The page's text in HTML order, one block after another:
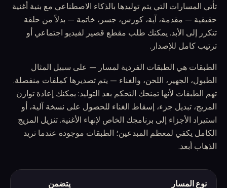
تأتي المسارات التي يتم توليدها بالذكاء الاصطناعي مع بنية أغنية
حقيقية — مقدمة، آية، كورس، جسر، خاتمة — بدلاً من حلقة
تتكرر إلى الأبد. يمكنك طلب مقطع قصير لفيديو اجتماعي أو
ترتيب كامل للإصدار.
الطبقات هي الطبقات الفردية لمسار — على سبيل المثال
الطبول، الجهير، اللحن، والغناء — يتم تصديرها كملفات منفصلة.
تهم الطبقات لأنها تمنحك التحكم بعد التوليد: يمكنك إعادة توازن
المزيج، تبديل جزء، إسقاط الغناء للحصول على نسخة آلية، أو
استيراد الأجزاء إلى برنامجك الخاص لإنهاء الأغنية. تنزيل المزيج
الكامل يكفي لمعظم المبدعين؛ الطبقات موجودة عندما تريد
الذهاب أبعد.
نوع المسار يتضمن